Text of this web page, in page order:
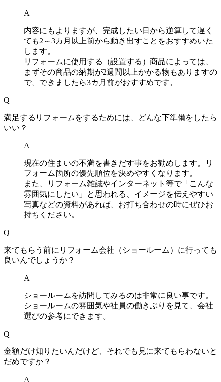
A
内容にもよりますが、完成したい日から逆算して遅く
ても2～3カ月以上前から動き出すことをおすすめいた
します。
リフォームに使用する（設置する）商品によっては、
まずその商品の納期が2週間以上かかる物もありますの
で、できましたら3カ月前がおすすめです。
Q
満足するリフォームをするためには、どんな下準備をしたら
いい？
A
現在の住まいの不満を書きだす事をお勧めします。リ
フォーム箇所の優先順位を決めやすくなります。
また、リフォーム雑誌やインターネット等で「こんな
雰囲気にしたい」と思われる、イメージを伝えやすい
写真などの資料があれば、お打ち合わせの時にぜひお
持ちください。
Q
来てもらう前にリフォーム会社（ショールーム）に行っても
良いんでしょうか？
A
ショールームを訪問してみるのは非常に良い事です。
ショールームの雰囲気や社員の働きぶりを見て、会社
選びの参考にできます。
Q
金額だけ知りたいんだけど、それでも見に来てもらわないと
だめですか？
A